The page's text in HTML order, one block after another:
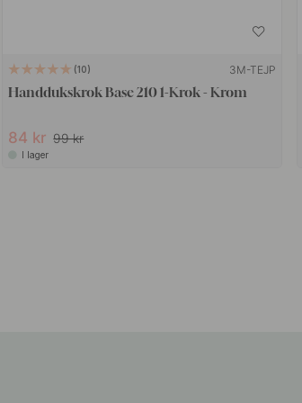
10 3M-TEJP
Handdukskrok Base 210 1-Krok - Krom
84 kr 99 kr
I lager